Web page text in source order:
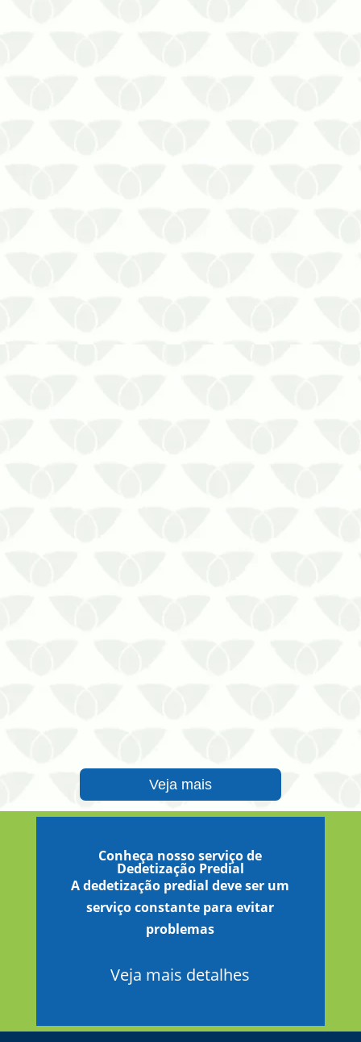
Veja mais
Conheça nosso serviço de
Dedetização Predial
A dedetização predial deve ser um
serviço constante para evitar
problemas
Veja mais detalhes